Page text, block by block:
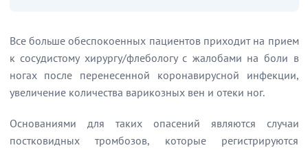
Основные риски у пациентов с варикозной болезнью, переболевших COVID-19
Все больше обеспокоенных пациентов приходит на прием
к сосудистому хирургу/флебологу с жалобами на боли в
ногах после перенесенной коронавирусной инфекции,
увеличение количества варикозных вен и отеки ног.
Основаниями для таких опасений являются случаи
постковидных тромбозов, которые регистрируются